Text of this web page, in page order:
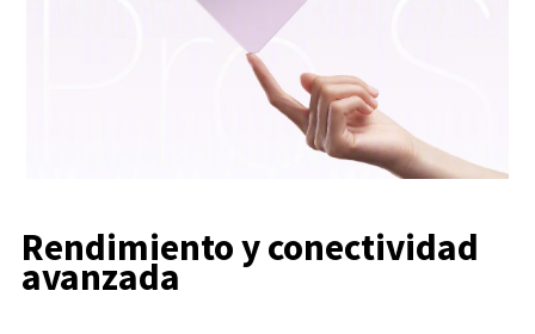
Rendimiento y conectividad
avanzada